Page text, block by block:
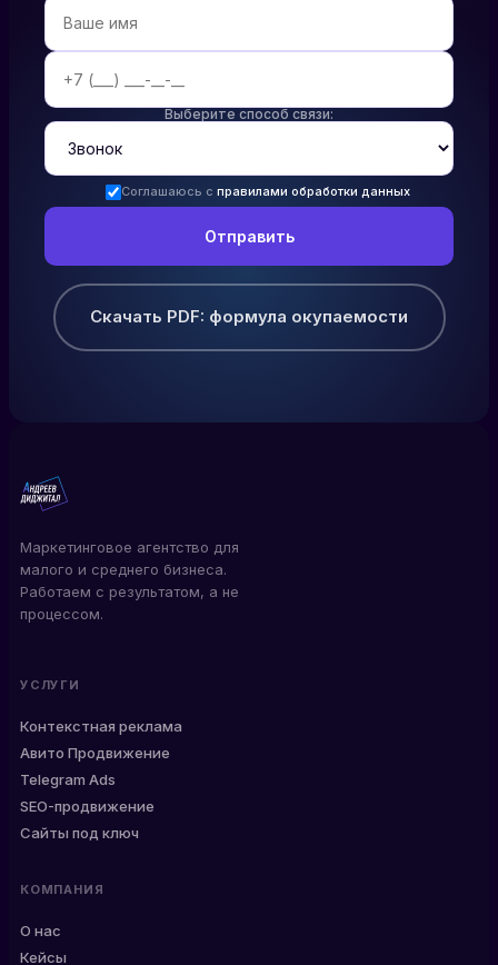
Выберите способ связи:
Соглашаюсь с правилами обработки данных
Скачать PDF: формула окупаемости
Маркетинговое агентство для
малого и среднего бизнеса.
Работаем с результатом, а не
процессом.
УСЛУГИ
Контекстная реклама
Авито Продвижение
Telegram Ads
SEO-продвижение
Сайты под ключ
КОМПАНИЯ
О нас
Кейсы